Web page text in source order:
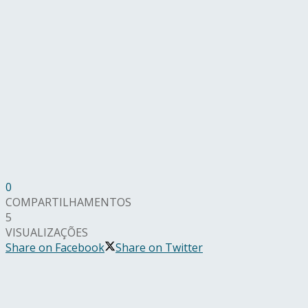
0
COMPARTILHAMENTOS
5
VISUALIZAÇÕES
Share on Facebook
Share on Twitter